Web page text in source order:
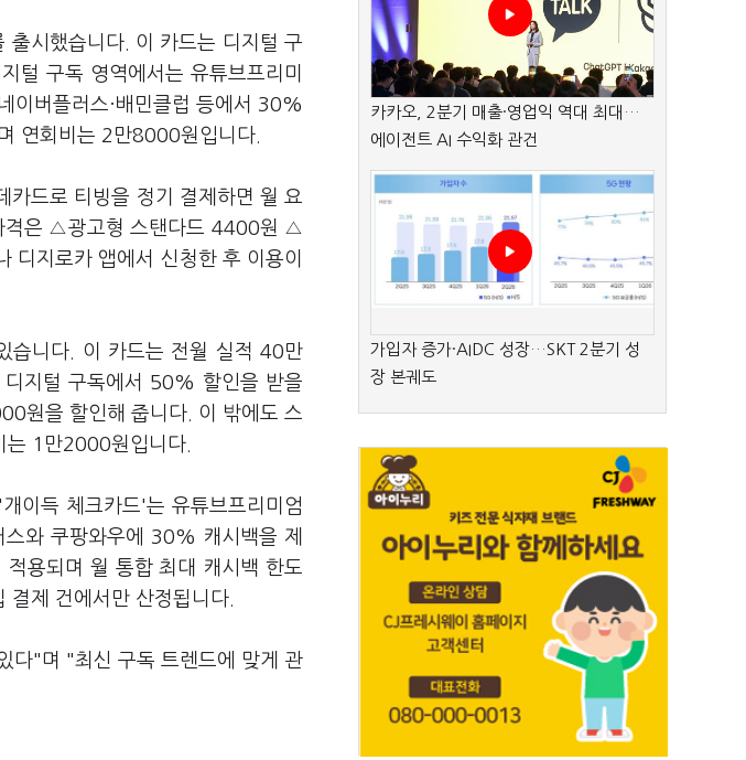
시했습니다. 이 카드는 디지털 구
털 구독 영역에서는 유튜브프리미
이버플러스·배민클럽 등에서 30%
연회비는 2만8000원입니다.
드로 티빙을 정기 결제하면 월 요
격은 △광고형 스탠다드 4400원 △
지로카 앱에서 신청한 후 이용이
습니다. 이 카드는 전월 실적 40만
디지털 구독에서 50% 할인을 받을
원을 할인해 줍니다. 이 밖에도 스
1만2000원입니다.
이득 체크카드'는 유튜브프리미엄
와 쿠팡와우에 30% 캐시백을 제
용되며 월 통합 최대 캐시백 한도
제 건에서만 산정됩니다.
다"며 "최신 구독 트렌드에 맞게 관
카카오, 2분기 매출·영업익 역대 최대…
에이전트 AI 수익화 관건
가입자 증가·AIDC 성장…SKT 2분기 성
장 본궤도